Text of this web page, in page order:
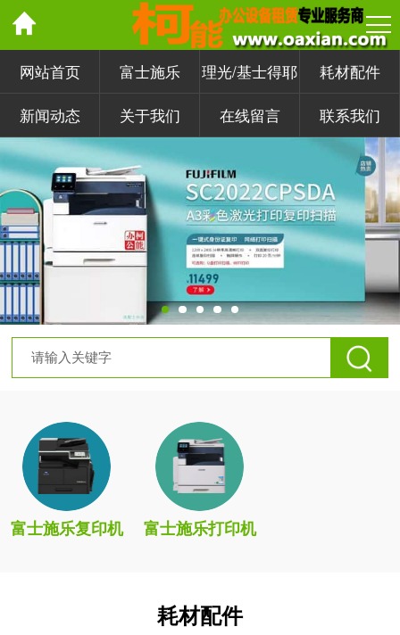
网站首页 富士施乐 理光/基士得耶 耗材配件
新闻动态 关于我们 在线留言 联系我们
富士施乐复印机 富士施乐打印机
耗材配件